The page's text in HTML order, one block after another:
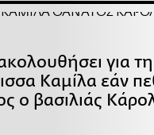
για τη
Καμίλα εάν
ο βασιλιάς